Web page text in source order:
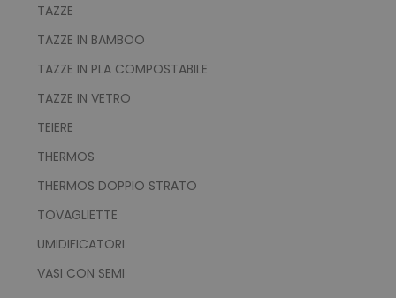
TAZZE
TAZZE IN BAMBOO
TAZZE IN PLA COMPOSTABILE
TAZZE IN VETRO
TEIERE
THERMOS
THERMOS DOPPIO STRATO
TOVAGLIETTE
UMIDIFICATORI
VASI CON SEMI